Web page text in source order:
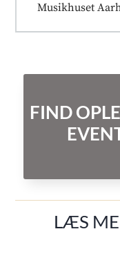
Musikhuset
FIND
LÆS